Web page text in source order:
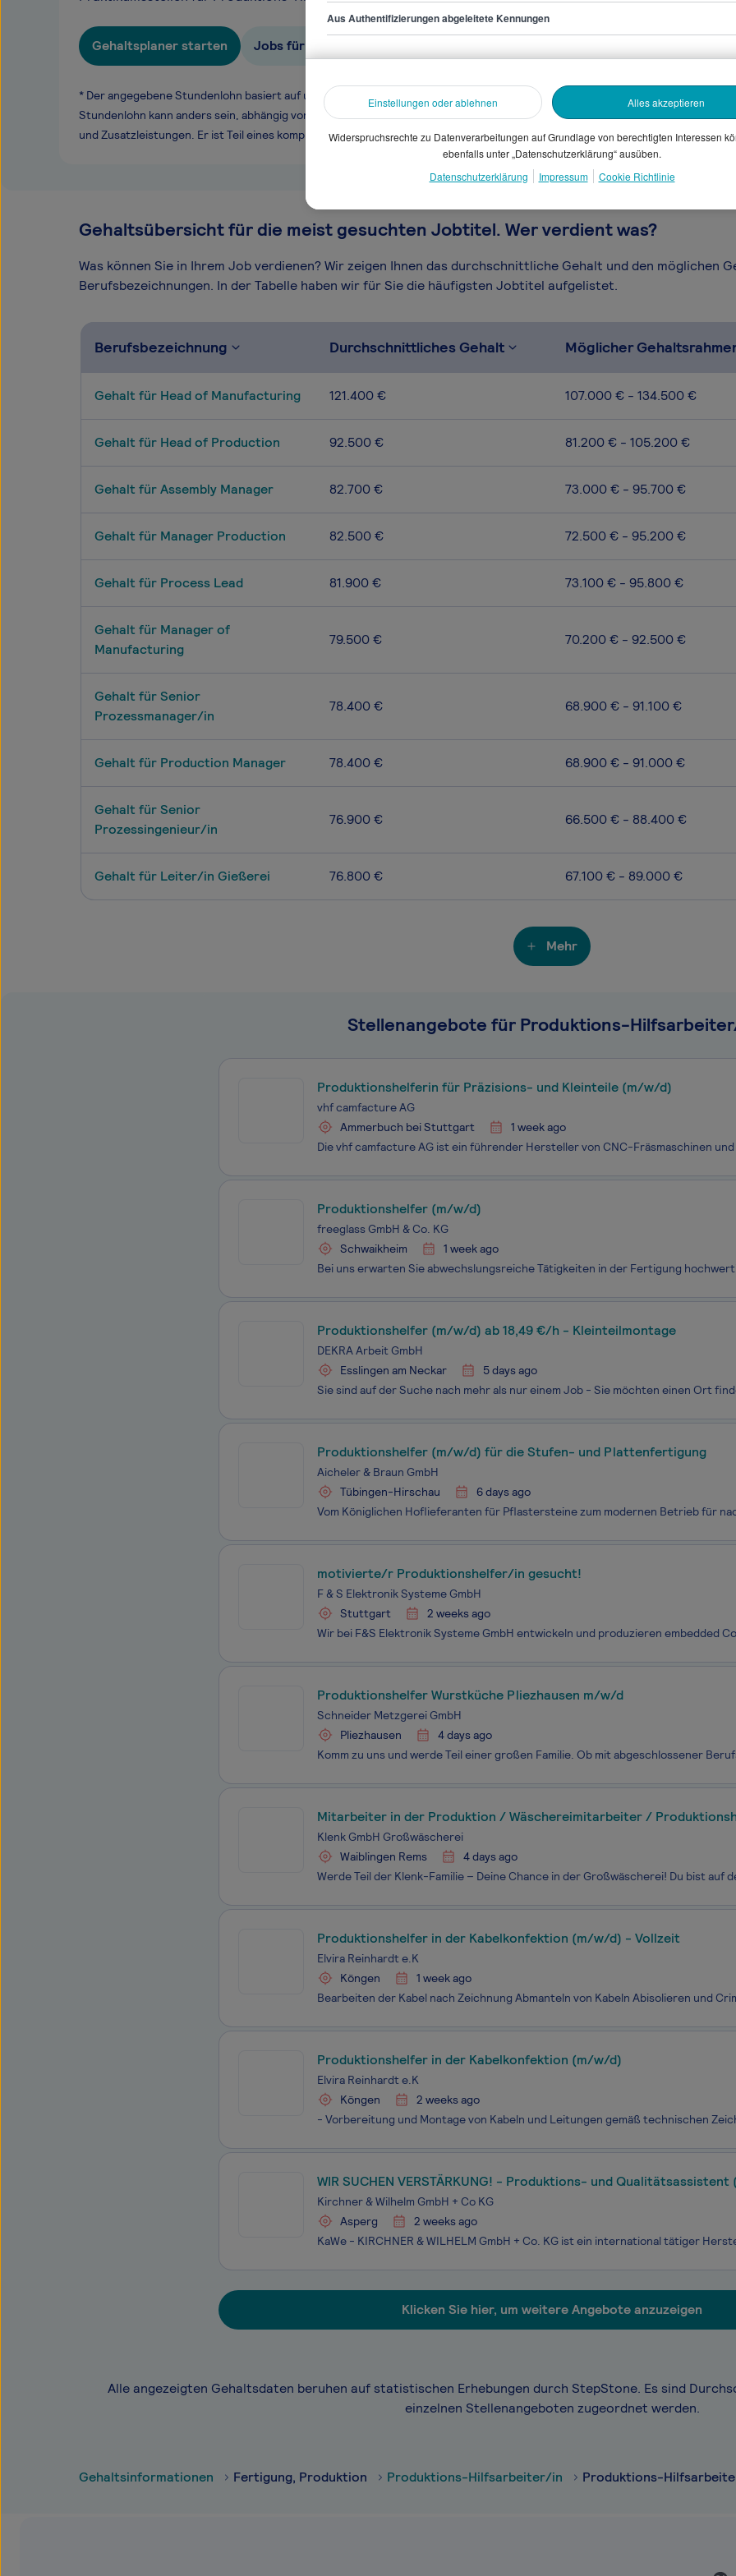
Gehaltsplaner starten Jobs für Produktions-Hilfsarbeiter/in
* Der angegebene Stundenlohn basiert auf unseren gesammelten Daten. Dein
Stundenlohn kann anders sein, abhängig von Überstunden, Branche, Selbstständigkeit
und Zusatzleistungen. Er ist Teil eines komplexen Vergütungssystems.
Gehaltsübersicht für die meist gesuchten Jobtitel. Wer verdient was?
Was können Sie in Ihrem Job verdienen? Wir zeigen Ihnen das durchschnittliche Gehalt und den möglichen
Berufsbezeichnungen. In der Tabelle haben wir für Sie die häufigsten Jobtitel aufgelistet.
Berufsbezeichnung Durchschnittliches Gehalt Möglicher
Gehalt für Head of Manufacturing 121.400 € 107.000 € - 134.500 €
Gehalt für Head of Production 92.500 € 81.200 € - 105.200 €
Gehalt für Assembly Manager 82.700 € 73.000 € - 95.700 €
Gehalt für Manager Production 82.500 € 72.500 € - 95.200 €
Gehalt für Process Lead 81.900 € 73.100 € - 95.800 €
Gehalt für Manager of
Manufacturing
79.500 € 70.200 € - 92.500 €
Gehalt für Senior
Prozessmanager/in
78.400 € 68.900 € - 91.100 €
Gehalt für Production Manager 78.400 € 68.900 € - 91.000 €
Gehalt für Senior
Prozessingenieur/in
76.900 € 66.500 € - 88.400 €
Gehalt für Leiter/in Gießerei 76.800 € 67.100 € - 89.000 €
Mehr
Stellenangebote für Produktions-
Produktionshelferin für Präzisions- und Kleinteile (m/w/d)
vhf camfacture AG
Ammerbuch bei Stuttgart
1 week ago
Produktionshelfer (m/w/d)
freeglass GmbH & Co. KG
Schwaikheim
1 week ago
Produktionshelfer (m/w/d) ab 18,49 €/h - Kleinteilmontage
DEKRA Arbeit GmbH
Esslingen am Neckar
5 days ago
Produktionshelfer (m/w/d) für die Stufen- und Plattenfertigung
Aicheler & Braun GmbH
Tübingen-Hirschau
6 days ago
motivierte/r Produktionshelfer/in gesucht!
F & S Elektronik Systeme GmbH
Stuttgart
2 weeks ago
Produktionshelfer Wurstküche Pliezhausen m/w/d
Schneider Metzgerei GmbH
Pliezhausen
4 days ago
Mitarbeiter in der Produktion / Wäschereimitarbeiter /
Versandmitarbeiter m/w/d
Klenk GmbH Großwäscherei
Waiblingen Rems
4 days ago
Produktionshelfer in der Kabelkonfektion (m/w/d) - Vollzeit
Elvira Reinhardt e.K
Köngen
1 week ago
Produktionshelfer in der Kabelkonfektion (m/w/d)
Elvira Reinhardt e.K
Köngen
2 weeks ago
WIR SUCHEN VERSTÄRKUNG! - Produktions- und
Fachkraft (ohne Schwerpunkt))
Kirchner & Wilhelm GmbH + Co KG
Asperg
2 weeks ago
Klicken Sie hier, um weitere Angebote anzuzeigen
Alle angezeigten Gehaltsdaten beruhen auf statistischen Erhebungen durch StepStone. Es sind
einzelnen Stellenangeboten zugeordnet werden.
Gehaltsinformationen Fertigung, Produktion Produktions-Hilfsarbeiter/in Produktions-
Aus Authentifizierungen abgeleitete Kennungen
Einstellungen oder ablehnen Alles akzeptieren
Widerspruchsrechte zu Datenverarbeitungen auf Grundlage von berechtigten Interessen
ebenfalls unter „Datenschutzerklärung“ ausüben.
Datenschutzerklärung
Impressum Cookie Richtlinie